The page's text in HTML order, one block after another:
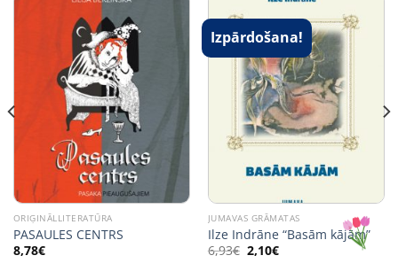
ORIĢINĀLLITERATŪRA
PASAULES CENTRS
8,78€
Izpārdošana!
JUMAVAS GRĀMATAS
Ilze Indrāne “Basām kājām”
6,93€ Original
price
2,10€Current